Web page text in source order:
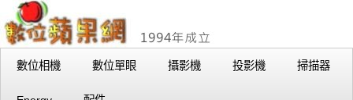
數位相機 數位單眼 攝影機 投影機 掃描器